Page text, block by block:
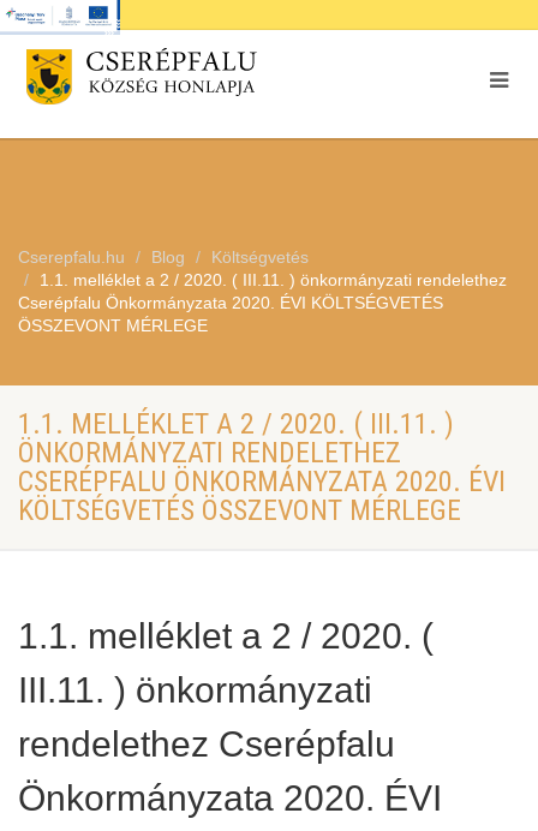
Cserepfalu.hu Blog
Költségvetés
1.1. melléklet a 2 / 2020. ( III.11. ) önkormányzati rendelethez
Cserépfalu Önkormányzata 2020. ÉVI KÖLTSÉGVETÉS
ÖSSZEVONT MÉRLEGE
1.1. MELLÉKLET A 2 / 2020. ( III.11. )
ÖNKORMÁNYZATI RENDELETHEZ
CSERÉPFALU ÖNKORMÁNYZATA 2020. ÉVI
KÖLTSÉGVETÉS ÖSSZEVONT MÉRLEGE
1.1. melléklet a 2 / 2020. (
III.11. ) önkormányzati
rendelethez Cserépfalu
Önkormányzata 2020. ÉVI